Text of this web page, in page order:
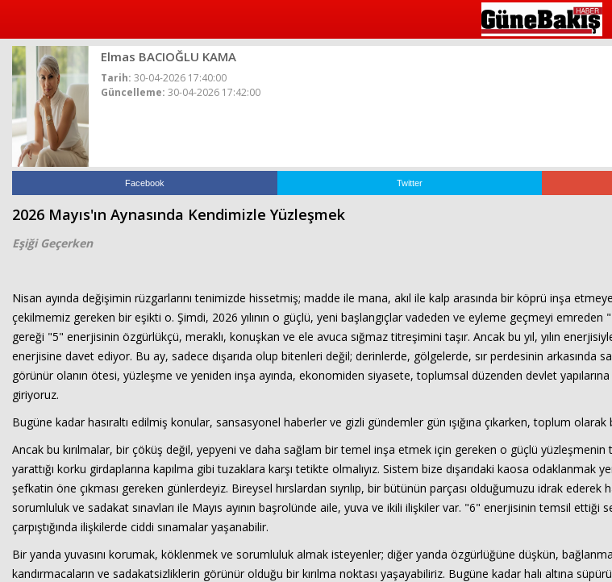
Elmas BACIOĞLU KAMA
Tarih: 30-04-2026 17:40:00
Güncelleme: 30-04-2026 17:42:00
Facebook Twitter
2026 Mayıs'ın Aynasında Kendimizle Yüzleşmek
Eşiği Geçerken
Nisan ayında değişimin rüzgarlarını tenimizde hissetmiş; madde ile mana, akıl ile kalp arasında bir köprü inşa
çekilmemiz gereken bir eşikti o. Şimdi, 2026 yılının o güçlü, yeni başlangıçlar vadeden ve eyleme geçmeyi emreden
gereği "5" enerjisinin özgürlükçü, meraklı, konuşkan ve ele avuca sığmaz titreşimini taşır. Ancak bu yıl, yılın
enerjisine davet ediyor. Bu ay, sadece dışarıda olup bitenleri değil; derinlerde, gölgelerde, sır perdesinin arkasında
görünür olanın ötesi, yüzleşme ve yeniden inşa ayında, ekonomiden siyasete, toplumsal düzenden devlet
giriyoruz.
Bugüne kadar hasıraltı edilmiş konular, sansasyonel haberler ve gizli gündemler gün ışığına çıkarken, toplum olarak
Ancak bu kırılmalar, bir çöküş değil, yepyeni ve daha sağlam bir temel inşa etmek için gereken o güçlü
yarattığı korku girdaplarına kapılma gibi tuzaklara karşı tetikte olmalıyız. Sistem bize dışarıdaki kaosa
şefkatin öne çıkması gereken günlerdeyiz. Bireysel hırslardan sıyrılıp, bir bütünün parçası olduğumuzu idrak
sorumluluk ve sadakat sınavları ile Mayıs ayının başrolünde aile, yuva ve ikili ilişkiler var. "6" enerjisinin temsil
çarpıştığında ilişkilerde ciddi sınamalar yaşanabilir.
Bir yanda yuvasını korumak, köklenmek ve sorumluluk almak isteyenler; diğer yanda özgürlüğüne düşkün,
kandırmacaların ve sadakatsizliklerin görünür olduğu bir kırılma noktası yaşayabiliriz. Bugüne kadar halı altına